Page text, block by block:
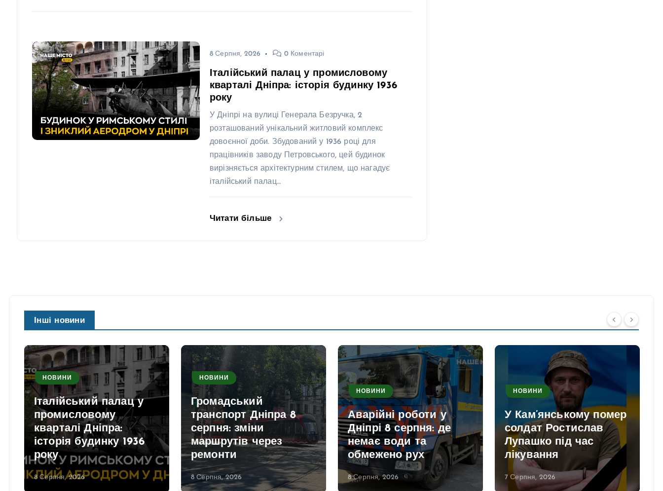
8 Серпня, 2026 0 Коментарі
Італійський палац у промисловому
кварталі Дніпра: історія будинку 1936
року
У Дніпрі на вулиці Генерала Безручка, 2
розташований унікальний житловий комплекс
довоєнної доби. Збудований у 1936 році для
працівників заводу Петровського, цей будинок
вирізняється архітектурним стилем, що нагадує
італійський палац…
Читати більше
Інші новини
НОВИНИ
Італійський палац у
промисловому
кварталі Дніпра:
історія будинку 1936
року
8 Серпня, 2026
НОВИНИ
Громадський
транспорт Дніпра 8
серпня: зміни
маршрутів через
ремонти
8 Серпня, 2026
НОВИНИ
Аварійні роботи у
Дніпрі 8 серпня: де
немає води та
обмежено рух
8 Серпня, 2026
НОВИНИ
У Кам’янському помер
солдат Ростислав
Лупашко під час
лікування
7 Серпня, 2026